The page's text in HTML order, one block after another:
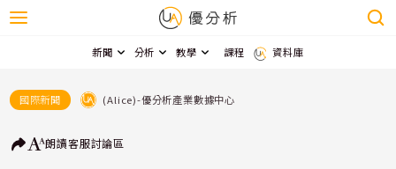
新聞 分析 教學 課程 資料庫
國際新聞 (Alice)-優分析產業數據中心
朗讀客服討論區